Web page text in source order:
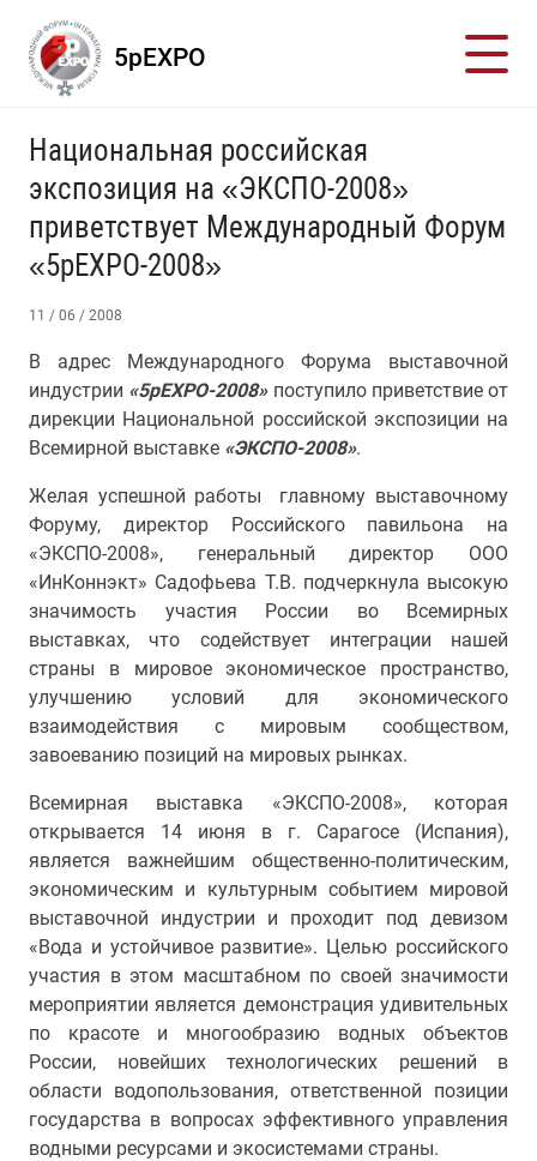
5pEXPO
Национальная российская
экспозиция на «ЭКСПО-2008»
приветствует Международный Форум
«5pEXPO-2008»
11 / 06 / 2008
В адрес Международного Форума выставочной
индустрии «5pEXPO-2008»поступило приветствие от
дирекции Национальной российской экспозиции на
Всемирной выставке «ЭКСПО-2008».
Желая успешной работы главному выставочному
Форуму, директор Российского павильона на
«ЭКСПО-2008», генеральный директор ООО
«ИнКоннэкт» Садофьева Т.В. подчеркнула высокую
значимость участия России во Всемирных
выставках, что содействует интеграции нашей
страны в мировое экономическое пространство,
улучшению условий для экономического
взаимодействия с мировым сообществом,
завоеванию позиций на мировых рынках.
Всемирная выставка «ЭКСПО-2008», которая
открывается 14 июня в г. Сарагосе (Испания),
является важнейшим общественно-политическим,
экономическим и культурным событием мировой
выставочной индустрии и проходит под девизом
«Вода и устойчивое развитие». Целью российского
участия в этом масштабном по своей значимости
мероприятии является демонстрация удивительных
по красоте и многообразию водных объектов
России, новейших технологических решений в
области водопользования, ответственной позиции
государства в вопросах эффективного управления
водными ресурсами и экосистемами страны.